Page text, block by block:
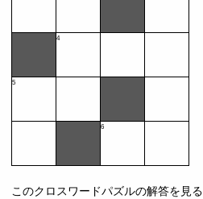
4
5
6
このクロスワードパズルの解答を見る